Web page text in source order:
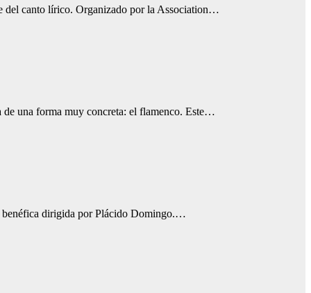
del canto lírico. Organizado por la Association…
de una forma muy concreta: el flamenco. Este…
benéfica dirigida por Plácido Domingo.…